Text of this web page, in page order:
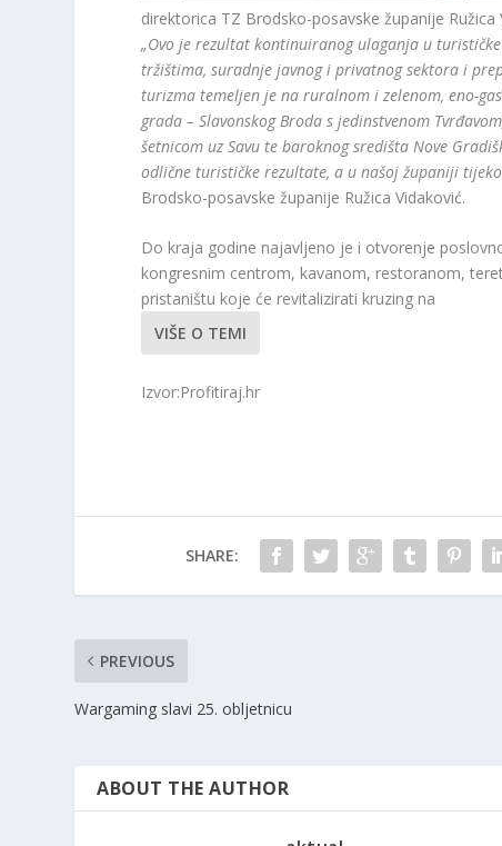
direktorica TZ Brodsko-posavske županije Ružica
„Ovo je rezultat kontinuiranog ulaganja u
tržištima, suradnje javnog i privatnog sektora i
turizma temeljen je na ruralnom i zelenom, eno-
grada – Slavonskog Broda s jedinstvenom
šetnicom uz Savu te baroknog središta Nove
odlične turističke rezultate, a u našoj županiji
Brodsko-posavske županije Ružica Vidaković.
Do kraja godine najavljeno je i otvorenje
kongresnim centrom, kavanom, restoranom,
pristaništu koje će revitalizirati kruzing na
VIŠE O TEMI
Izvor:Profitiraj.hr
SHARE:
PREVIOUS
Wargaming slavi 25. obljetnicu
ABOUT THE AUTHOR